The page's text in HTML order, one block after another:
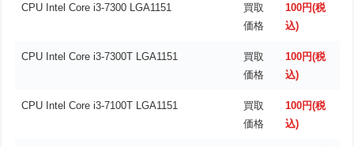
CPU Intel Core i3-7300 LGA1151
買取
価格
100円(税
込)
CPU Intel Core i3-7300T LGA1151
買取
価格
100円(税
込)
CPU Intel Core i3-7100T LGA1151
買取
価格
100円(税
込)